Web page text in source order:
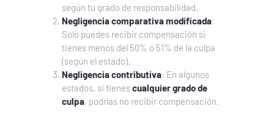
según tu grado de responsabilidad.
Negligencia comparativa modificada:
Solo puedes recibir compensación si
tienes menos del 50% o 51% de la culpa
(según el estado).
Negligencia contributiva: En algunos
estados, si tienescualquier grado de
culpa, podrías no recibir compensación.